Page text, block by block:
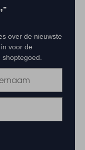
over de nieuwste
voor de
shoptegoed.